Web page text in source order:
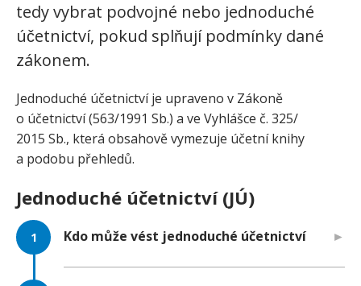
tedy vybrat podvojné nebo jednoduché
účetnictví, pokud splňují podmínky dané
zákonem.
Jednoduché účetnictví je upraveno v Zákoně
o účetnictví (563/​1991 Sb.) a ve Vyhlášce č. 325/​
2015 Sb., která obsahově vymezuje účetní knihy
a podobu přehledů.
Jednoduché účetnictví (JÚ)
Kdo může vést jednoduché účetnictví